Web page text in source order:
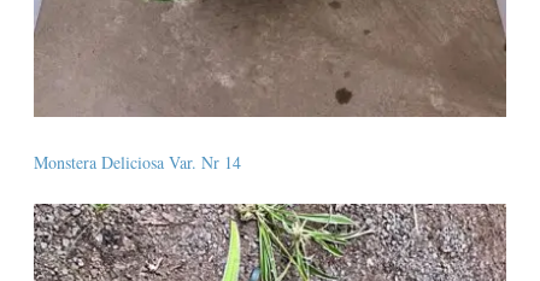
Monstera Deliciosa Var. Nr 14